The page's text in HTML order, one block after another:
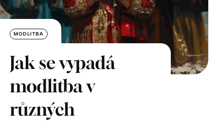
MODLITBA
Jak se vypadá
modlitba v
různých